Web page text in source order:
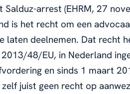
arrest (EHRM, 27
is het recht om een
laten deelnemen. Dat recht
48/EU, in Nederland
en sinds 1 maart
juist geen recht op